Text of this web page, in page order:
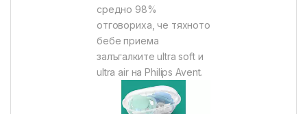
средно 98%
отговориха, че тяхното
бебе приема
залъгалките ultra soft и
ultra air на Philips Avent.